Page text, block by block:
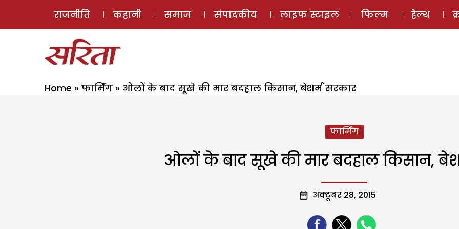
ई-मैगज़ीन
राजनीति कहानी समाज संपादकीय लाइफ स्टाइल फिल्म हेल्थ
Home » फार्मिंग » ओलों के बाद सूखे की मार बदहाल किसान, बेशर्म सरकार
फार्मिंग
ओलों के बाद सूखे की मार बदहाल किसान,
अक्टूबर 28, 2015